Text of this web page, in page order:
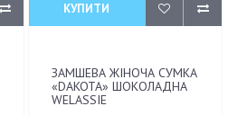
КУПИТИ
ЗАМШЕВА ЖІНОЧА СУМКА
«DAKOTA» ШОКОЛАДНА
WELASSIE